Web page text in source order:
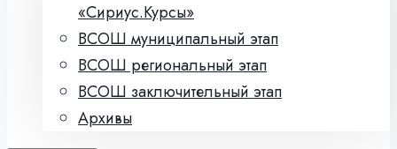
«Сириус.Курсы»
ВСОШ муниципальный этап
ВСОШ региональный этап
ВСОШ заключительный этап
Архивы